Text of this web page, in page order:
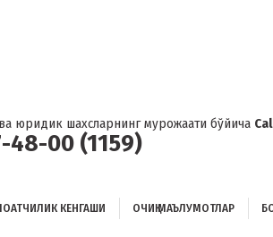
юридик шахсларнинг мурожаати бўйича
48-00 (1159)
КЕНГАШИ ОЧИҚ МАЪЛУМОТЛАР